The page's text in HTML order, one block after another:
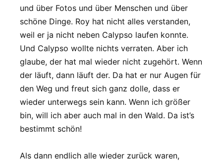
und über Fotos und über Menschen und über
schöne Dinge. Roy hat nicht alles verstanden,
weil er ja nicht neben Calypso laufen konnte.
Und Calypso wollte nichts verraten. Aber ich
glaube, der hat mal wieder nicht zugehört. Wenn
der läuft, dann läuft der. Da hat er nur Augen für
den Weg und freut sich ganz dolle, dass er
wieder unterwegs sein kann. Wenn ich größer
bin, will ich aber auch mal in den Wald. Da ist’s
bestimmt schön!
Als dann endlich alle wieder zurück waren,